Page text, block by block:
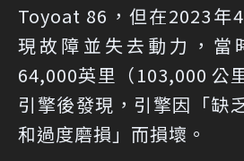
Toyoat 86，但在2023年
現故障並失去動力，當
64,000英里（103,000 公
引擎後發現，引擎因「缺
和過度磨損」而損壞。